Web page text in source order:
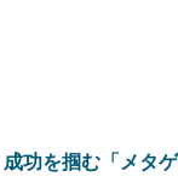
功を掴む「メタ